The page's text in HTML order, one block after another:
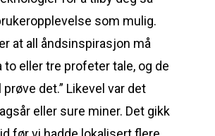
som mulig.
at all åndsinspirasjon må
to eller tre profeter tale, og de
prøve det.” Likevel var det
eller sure miner. Det gikk